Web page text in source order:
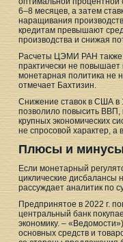
6–8 месяцев, а затем
наращивания
кредитам превышают
производства и снижая
Расчеты ЦЭМИ РАН также
практически не
монетарная политика не
отмечает Бахтизин.
Снижение ставок в США в
позволило повысить ВВП,
крупных экономических
не спросовой характер,
Плюсы и минусы
Если монетарный
циклические дисбалансы
рассуждает аналитик по
Предпринятое в 2022 г.
центральный банк
экономику. –
основных средств и